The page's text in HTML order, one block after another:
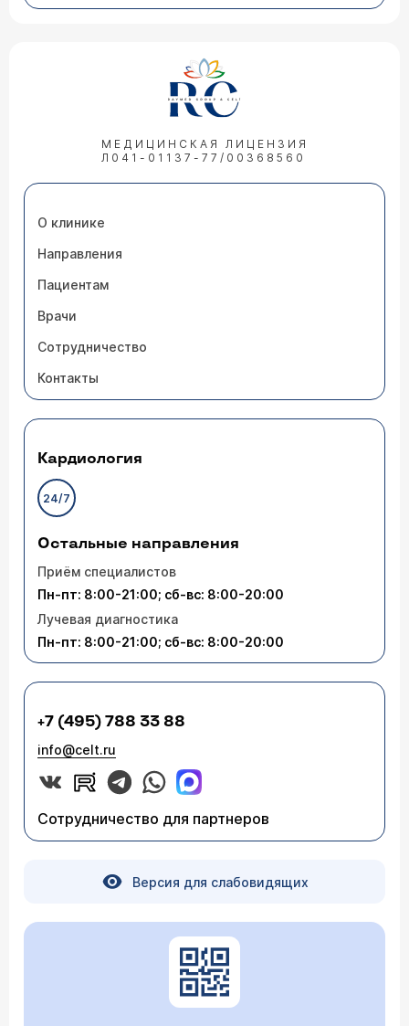
МЕДИЦИНСКАЯ ЛИЦЕНЗИЯ
Л041-01137-77/00368560
О клинике
Направления
Пациентам
Врачи
Сотрудничество
Контакты
Кардиология
24/7
Остальные направления
Приём специалистов
Пн-пт: 8:00-21:00; сб-вс: 8:00-20:00
Лучевая диагностика
Пн-пт: 8:00-21:00; сб-вс: 8:00-20:00
+7 (495) 788 33 88
info@celt.ru
Сотрудничество для партнеров
Версия для слабовидящих